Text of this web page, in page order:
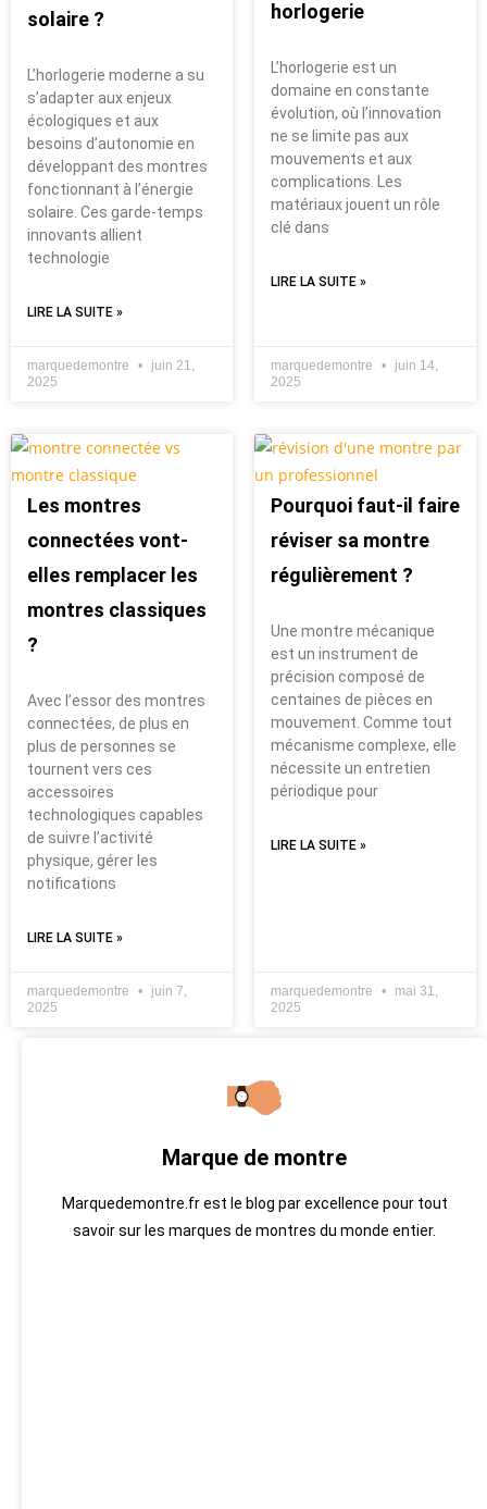
solaire ?
L’horlogerie moderne a su
s’adapter aux enjeux
écologiques et aux
besoins d’autonomie en
développant des montres
fonctionnant à l’énergie
solaire. Ces garde-temps
innovants allient
technologie
LIRE LA SUITE »
marquedemontre
juin 21,
2025
horlogerie
L’horlogerie est un
domaine en constante
évolution, où l’innovation
ne se limite pas aux
mouvements et aux
complications. Les
matériaux jouent un rôle
clé dans
LIRE LA SUITE »
marquedemontre
juin 14,
2025
Les montres
connectées vont-
elles remplacer les
montres classiques
?
Avec l’essor des montres
connectées, de plus en
plus de personnes se
tournent vers ces
accessoires
technologiques capables
de suivre l’activité
physique, gérer les
notifications
LIRE LA SUITE »
marquedemontre
juin 7,
2025
Pourquoi faut-il faire
réviser sa montre
régulièrement ?
Une montre mécanique
est un instrument de
précision composé de
centaines de pièces en
mouvement. Comme tout
mécanisme complexe, elle
nécessite un entretien
périodique pour
LIRE LA SUITE »
marquedemontre
mai 31,
2025
Marque de montre
Marquedemontre.fr est le blog par excellence pour tout
savoir sur les marques de montres du monde entier.